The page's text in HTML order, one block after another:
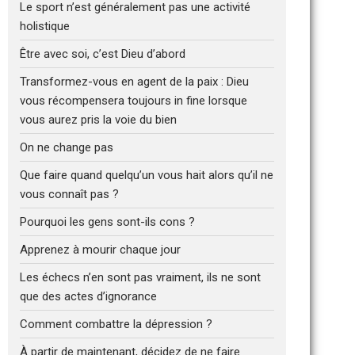
Le sport n’est généralement pas une activité
holistique
Être avec soi, c’est Dieu d’abord
Transformez-vous en agent de la paix : Dieu
vous récompensera toujours in fine lorsque
vous aurez pris la voie du bien
On ne change pas
Que faire quand quelqu’un vous hait alors qu’il ne
vous connaît pas ?
Pourquoi les gens sont-ils cons ?
Apprenez à mourir chaque jour
Les échecs n’en sont pas vraiment, ils ne sont
que des actes d’ignorance
Comment combattre la dépression ?
À partir de maintenant, décidez de ne faire